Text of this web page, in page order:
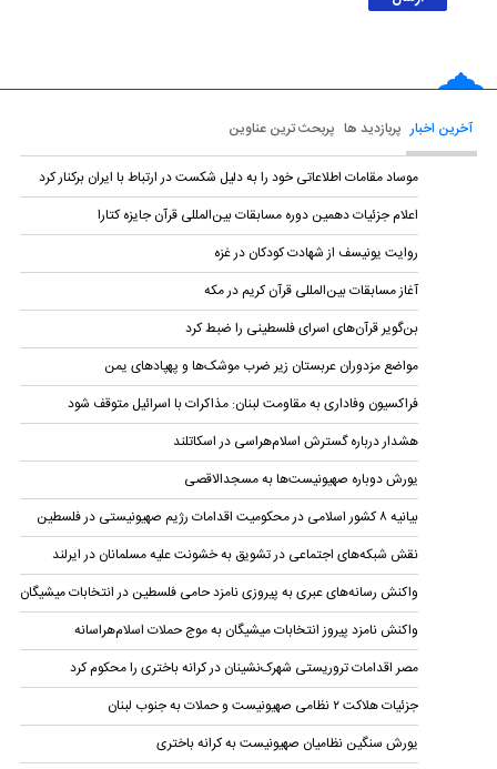
آخرین اخبار پربازدید ها پربحث ترین عناوین
موساد مقامات اطلاعاتی خود را به دلیل شکست در ارتباط با ایران برکنار کرد
اعلام جزئیات دهمین دوره‌ مسابقات بین‌المللی قرآن جایزه کتارا
روایت یونیسف از شهادت کودکان در غزه
آغاز مسابقات بین‌المللی قرآن کریم در مکه
بن‌گویر قرآن‌های اسرای فلسطینی را ضبط کرد
مواضع مزدوران عربستان زیر ضرب موشک‌ها و پهپادهای یمن
فراکسیون وفاداری به مقاومت لبنان: مذاکرات با اسرائیل متوقف شود
هشدار درباره گسترش اسلام‌هراسی در اسکاتلند
یورش دوباره صهیونیست‌ها به مسجدالاقصی
بیانیه ۸ کشور اسلامی در محکومیت اقدامات رژیم صهیونیستی در فلسطین
نقش شبکه‌های اجتماعی در تشویق به خشونت علیه مسلمانان در ایرلند
واکنش رسانه‌های عبری به پیروزی نامزد حامی فلسطین در انتخابات میشیگان
واکنش نامزد پیروز انتخابات میشیگان به موج حملات اسلام‌هراسانه
مصر اقدامات تروریستی شهرک‌نشینان در کرانه باختری را محکوم کرد
جزئیات هلاکت ۲ نظامی صهیونیست و حملات به جنوب لبنان
یورش سنگین نظامیان صهیونیست به کرانه باختری